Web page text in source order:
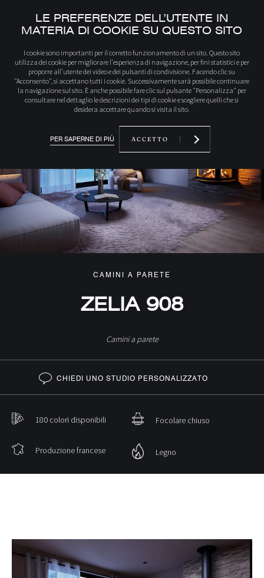
CAMINI A PARETE
ZELIA 908
Camini a parete
CHIEDI UNO STUDIO PERSONALIZZATO
180 colori disponibili Focolare chiuso
Produzione francese Legno
LE PREFERENZE DELL’UTENTE IN
MATERIA DI COOKIE SU QUESTO SITO
I cookie sono importanti per il corretto funzionamento di un sito. Questo sito
utilizza dei cookie per migliorare l'esperienza di navigazione, per fini statistici e per
proporre all’utente dei video e dei pulsanti di condivisione. Facendo clic su
"Acconsento", si accettano tutti i cookie. Successivamente sarà possibile continuare
la navigazione sul sito. È anche possibile fare clic sul pulsante "Personalizza" per
consultare nel dettaglio le descrizioni dei tipi di cookie e scegliere quelli che si
desidera accettare quando si visita il sito.
PER SAPERNE DI PIÙ ACCETTO